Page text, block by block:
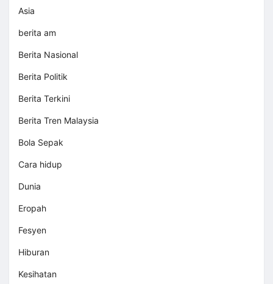
Asia
berita am
Berita Nasional
Berita Politik
Berita Terkini
Berita Tren Malaysia
Bola Sepak
Cara hidup
Dunia
Eropah
Fesyen
Hiburan
Kesihatan